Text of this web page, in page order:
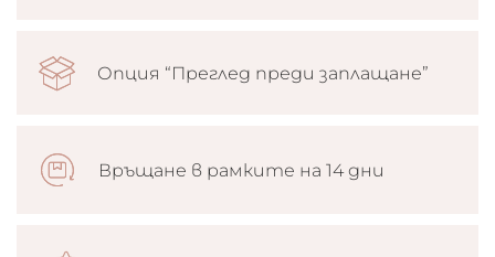
Опция “Преглед преди заплащане”
Връщане в рамките на 14 дни